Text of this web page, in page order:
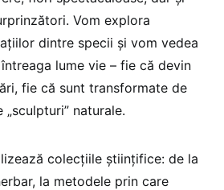
Vom explora
dintre specii și vom vedea
lume vie – fie că devin
fie că sunt transformate de
naturale.
colecțiile științifice: de la
la metodele prin care